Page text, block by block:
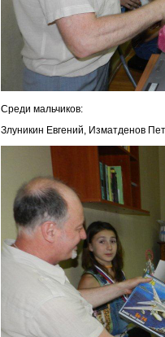
Среди мальчиков:
Злуникин Евгений, Изматденов